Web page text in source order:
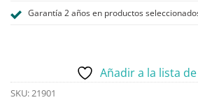
Garantía 2 años en productos
Añadir a la lista
SKU:21901